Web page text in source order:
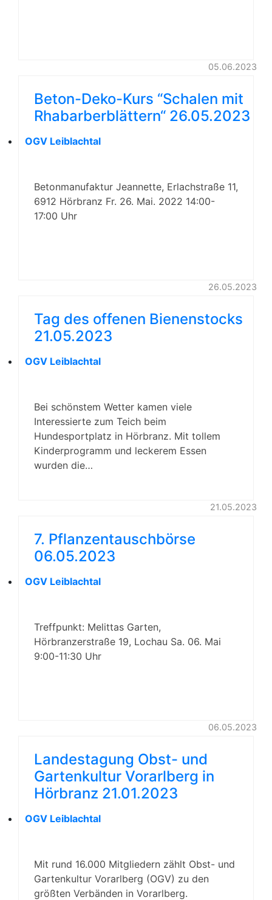
05.06.2023
Beton-Deko-Kurs “Schalen mit
Rhabarberblättern“ 26.05.2023
OGV Leiblachtal
Betonmanufaktur Jeannette, Erlachstraße 11,
6912 Hörbranz Fr. 26. Mai. 2022 14:00-
17:00 Uhr
26.05.2023
Tag des offenen Bienenstocks
21.05.2023
OGV Leiblachtal
Bei schönstem Wetter kamen viele
Interessierte zum Teich beim
Hundesportplatz in Hörbranz. Mit tollem
Kinderprogramm und leckerem Essen
wurden die…
21.05.2023
7. Pflanzentauschbörse
06.05.2023
OGV Leiblachtal
Treffpunkt: Melittas Garten,
Hörbranzerstraße 19, Lochau Sa. 06. Mai
9:00-11:30 Uhr
06.05.2023
Landestagung Obst- und
Gartenkultur Vorarlberg in
Hörbranz 21.01.2023
OGV Leiblachtal
Mit rund 16.000 Mitgliedern zählt Obst- und
Gartenkultur Vorarlberg (OGV) zu den
größten Verbänden in Vorarlberg.